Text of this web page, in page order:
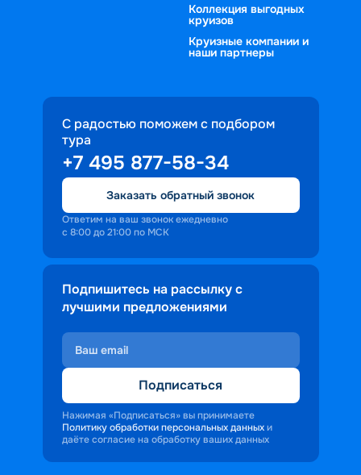
Коллекция выгодных
круизов
Круизные компании и
наши партнеры
С радостью поможем с подбором
тура
+7 495 877-58-34
Заказать обратный звонок
Ответим на ваш звонок ежедневно
с 8:00 до 21:00 по МСК
Подпишитесь на рассылку с
лучшими предложениями
Подписаться
Нажимая «Подписаться» вы принимаете
Политику обработки персональных данных и
даёте согласие на обработку ваших данных